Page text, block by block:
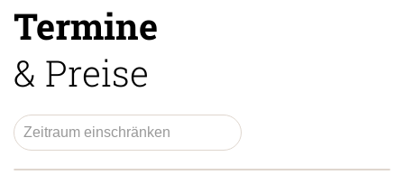
Termine
& Preise